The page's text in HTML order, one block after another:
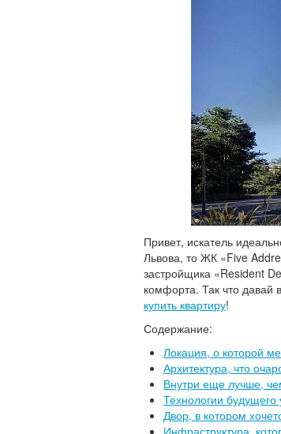
Привет, искатель
Львова, то ЖК «Five
застройщика «Resident
комфорта. Так что давай
купить квартиру!
Содержание:
Локация, о которой
Архитектура, что
Внутри еще лучше,
Технологии будущего
Двор, в котором